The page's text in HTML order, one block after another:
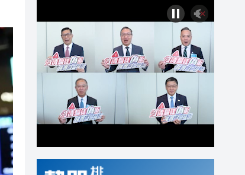
22:51
22:33
22:28